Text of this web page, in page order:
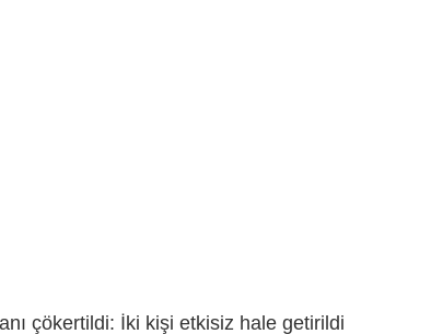
çökertildi: İki kişi etkisiz hale getirildi